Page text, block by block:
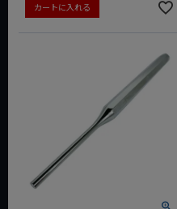
カートに入れる